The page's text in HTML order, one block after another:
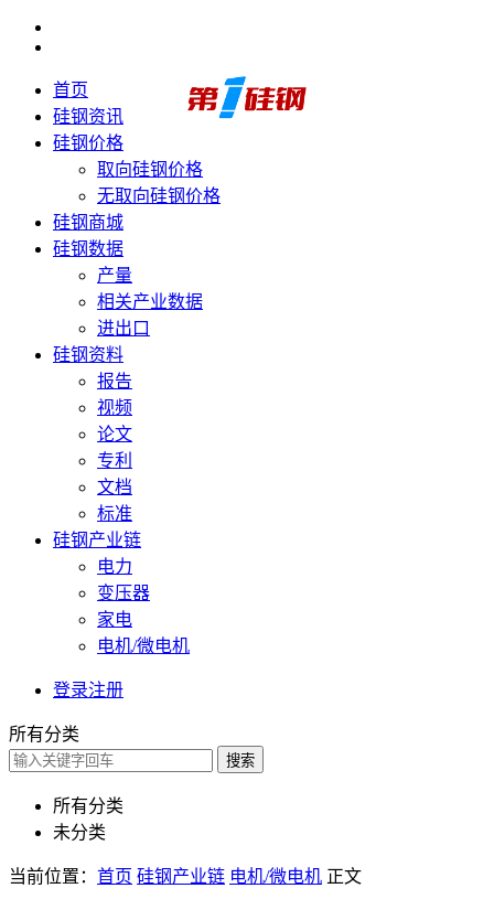
首页
硅钢资讯
硅钢价格
取向硅钢价格
无取向硅钢价格
硅钢商城
硅钢数据
产量
相关产业数据
进出口
硅钢资料
报告
视频
论文
专利
文档
标准
硅钢产业链
电力
变压器
家电
电机/微电机
登录注册
所有分类
搜索
所有分类
未分类
当前位置： 首页 硅钢产业链 电机/微电机 正文